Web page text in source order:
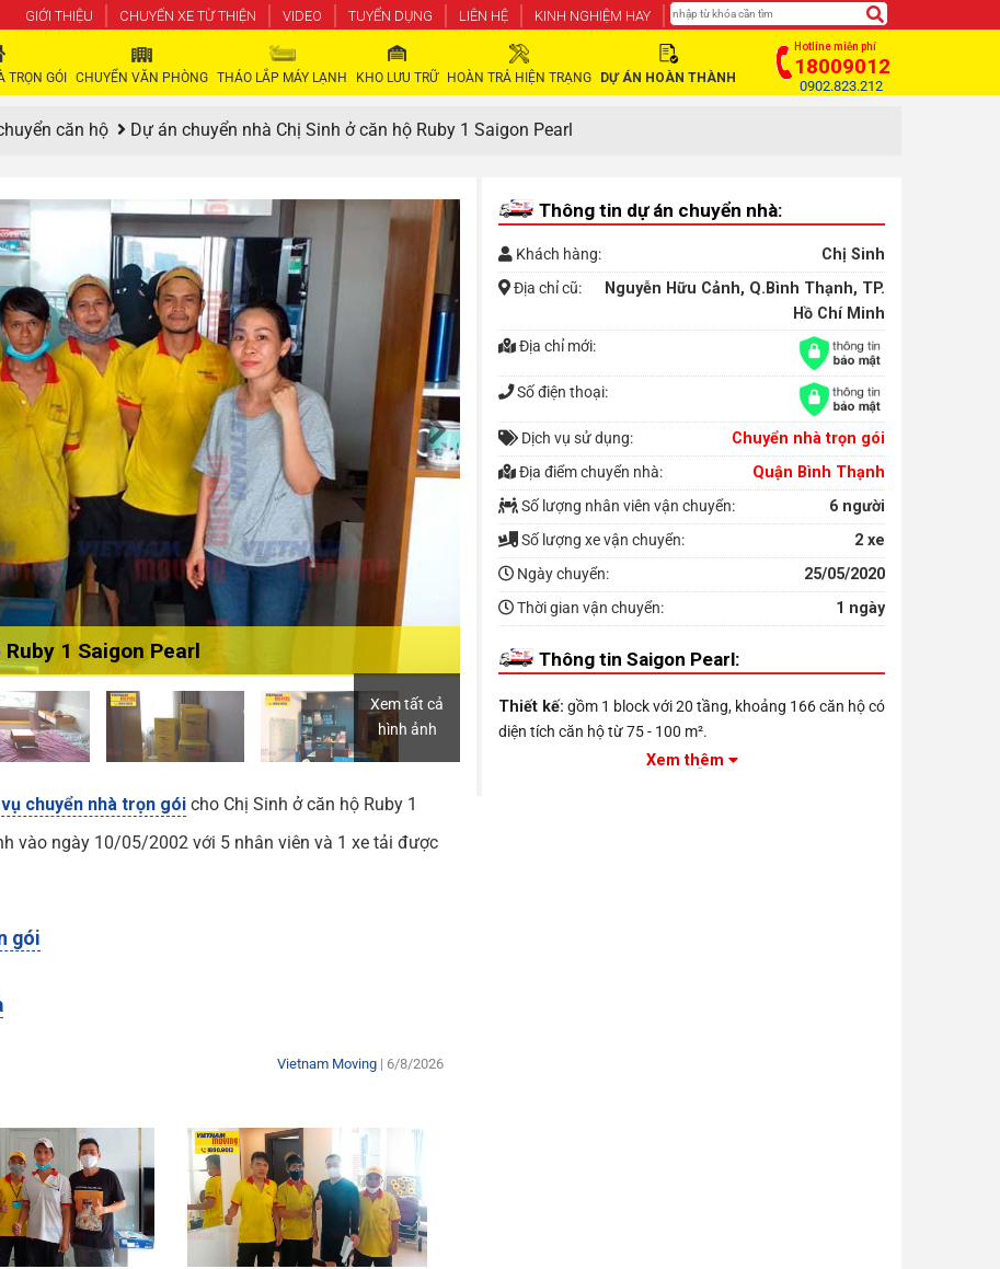
GIỚI THIỆU CHUYẾN XE TỪ THIỆN VIDEO TUYỂN DỤNG LIÊN HỆ KINH NGHIỆM HAY
Hotline miễn phí
18009012
0902.823.212
TRỌN GÓI CHUYỂN VĂN PHÒNG THÁO LẮP MÁY LẠNH KHO LƯU TRỮ HOÀN TRẢ HIỆN TRẠNG DỰ ÁN HOÀN THÀNH
căn hộ Dự án chuyển nhà Chị Sinh ở căn hộ Ruby 1 Saigon Pearl
1 Saigon Pearl
Xem tất cả
hình ảnh
chuyển nhà trọn gói cho Chị Sinh ở căn hộ Ruby 1
vào ngày 10/05/2002 với 5 nhân viên và 1 xe tải được
gói
Vietnam Moving| 6/8/2026
Thông tin dự án chuyển nhà:
Khách hàng:
Chị Sinh
Địa chỉ cũ:
Nguyễn Hữu Cảnh, Q.Bình Thạnh, TP.
Hồ Chí Minh
Địa chỉ mới:
Số điện thoại:
Dịch vụ sử dụng:
Chuyển nhà trọn gói
Địa điểm chuyển nhà:
Quận Bình Thạnh
Số lượng nhân viên vận chuyển:
6 người
Số lượng xe vận chuyển:
2 xe
Ngày chuyển:
25/05/2020
Thời gian vận chuyển:
1 ngày
Thông tin Saigon Pearl:
Thiết kế: gồm 1 block với 20 tầng, khoảng 166 căn hộ có
diện tích căn hộ từ 75 - 100 m².
Xem thêm